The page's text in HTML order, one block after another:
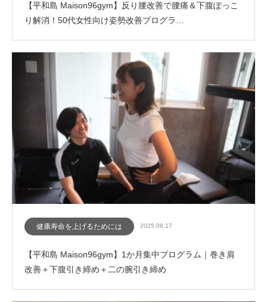
【平和島 Maison96gym】反り腰改善で腰痛＆下腹ぽっこ
り解消！50代女性向け姿勢改善プログラ…
健康寿命を上げるためには 2025.08.17
【平和島 Maison96gym】1か月集中プログラム｜巻き肩
改善＋下腹引き締め＋二の腕引き締め